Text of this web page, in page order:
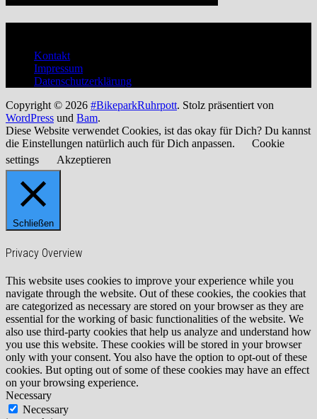
Kontakt
Impressum
Datenschutzerklärung
Copyright © 2026 #BikeparkRuhrpott. Stolz präsentiert von
WordPress und Bam.
Diese Website verwendet Cookies, ist das okay für Dich? Du kannst
die Einstellungen natürlich auch für Dich anpassen.
Cookie
settings
Akzeptieren
Schließen
Privacy Overview
This website uses cookies to improve your experience while you
navigate through the website. Out of these cookies, the cookies that
are categorized as necessary are stored on your browser as they are
essential for the working of basic functionalities of the website. We
also use third-party cookies that help us analyze and understand how
you use this website. These cookies will be stored in your browser
only with your consent. You also have the option to opt-out of these
cookies. But opting out of some of these cookies may have an effect
on your browsing experience.
Necessary
Necessary